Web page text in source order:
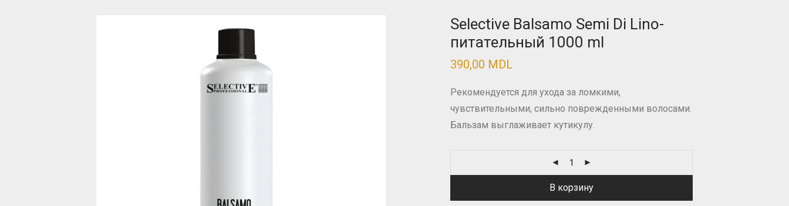
Selective Balsamo Semi Di Lino-
питательный 1000 ml
390,00 MDL
Рекомендуется для ухода за ломкими,
чувствительными, сильно поврежденными волосами.
Бальзам выглаживает кутикулу.
В корзину